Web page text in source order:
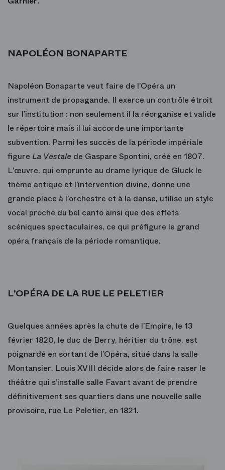
NAPOLÉON BONAPARTE
Napoléon Bonaparte veut faire de l’Opéra un
instrument de propagande. Il exerce un contrôle étroit
sur l’institution : non seulement il la réorganise et valide
le répertoire mais il lui accorde une importante
subvention. Parmi les succès de la période impériale
figure La Vestale de Gaspare Spontini, créé en 1807.
L’œuvre, qui emprunte au drame lyrique de Gluck le
thème antique et l’intervention divine, donne une
grande place à l’orchestre et à la danse, utilise un style
vocal proche du bel canto ainsi que des effets
scéniques spectaculaires, ce qui préfigure le grand
opéra français de la période romantique.
L’OPÉRA DE LA RUE LE PELETIER
Quelques années après la chute de l’Empire, le 13
février 1820, le duc de Berry, héritier du trône, est
poignardé en sortant de l’Opéra, situé dans la salle
Montansier. Louis XVIII décide alors de faire raser le
théâtre qui s’installe salle Favart avant de prendre
définitivement ses quartiers dans une nouvelle salle
provisoire, rue Le Peletier, en 1821.